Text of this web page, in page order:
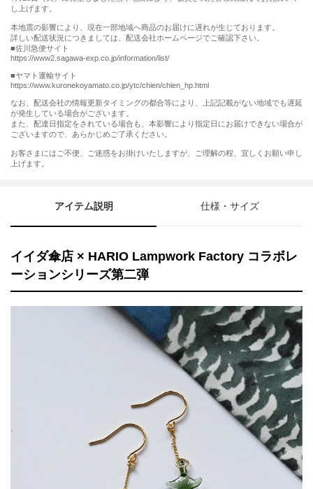
し上げます。
本地震の影響により、現在一部地域へ商品のお届けに遅れが生じております。
詳しい配送状況につきましては、配送会社ホームページでご確認下さい。
■佐川急便サイト
https://www2.sagawa-exp.co.jp/information/list/
■ヤマト運輸サイト
https://www.kuronekoyamato.co.jp/ytc/chien/chien_hp.html
なお、配送会社の情報更新タイミングの都合等により、上記記載がない地域でも遅延
が発生している場合がございます。
また、配達日指定をされている場合も、本影響により指定日にお届けできない場合が
ございますので、あらかじめご了承ください。
お客さまにはご不便、ご迷惑をお掛けいたしますが、ご理解の程、宜しくお願い申し
上げます。
アイテム説明 仕様・サイズ
イイダ傘店 × HARIO Lampwork Factory コラボレ
ーションシリーズ第二弾